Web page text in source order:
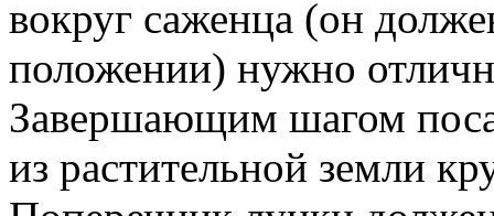
вокруг саженца (он
положении) нужно
Завершающим шагом
из растительной земли